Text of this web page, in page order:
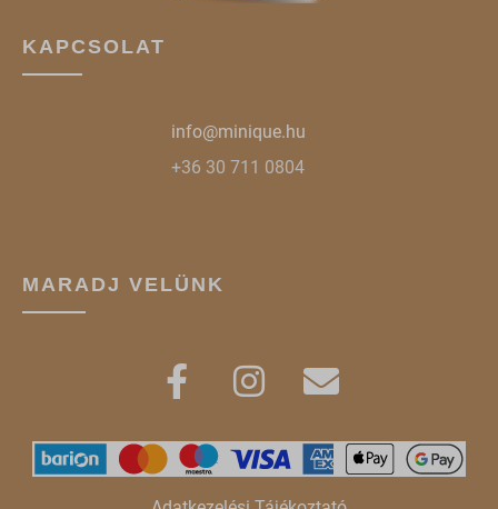
KAPCSOLAT
info@minique.hu
+36 30 711 0804
MARADJ VELÜNK